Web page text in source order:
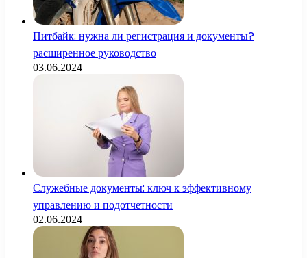
Питбайк: нужна ли регистрация и документы?
расширенное руководство
03.06.2024
Служебные документы: ключ к эффективному
управлению и подотчетности
02.06.2024